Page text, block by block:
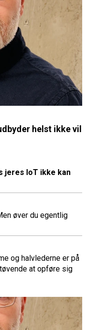
helst ikke vil
jeres IoT ikke kan
øver du egentlig
og halvlederne er på
at opføre sig